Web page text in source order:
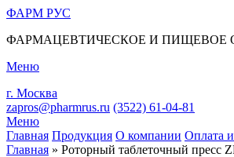
ФАРМ РУС
ФАРМАЦЕВТИЧЕСКОЕ И ПИЩЕВОЕ
Меню
г. Москва
zapros@pharmrus.ru (3522) 61-04-81
Меню
Главная Продукция О компании Оплата и
Главная » Роторный таблеточный пресс